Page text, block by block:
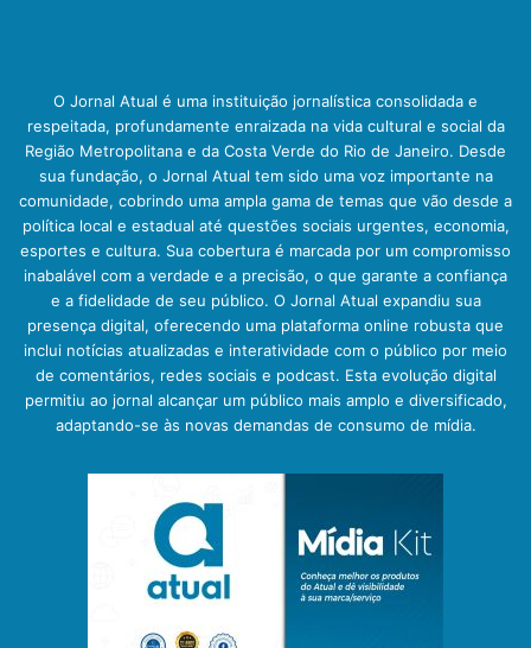
O Jornal Atual é uma instituição jornalística consolidada e
respeitada, profundamente enraizada na vida cultural e social da
Região Metropolitana e da Costa Verde do Rio de Janeiro. Desde
sua fundação, o Jornal Atual tem sido uma voz importante na
comunidade, cobrindo uma ampla gama de temas que vão desde a
política local e estadual até questões sociais urgentes, economia,
esportes e cultura. Sua cobertura é marcada por um compromisso
inabalável com a verdade e a precisão, o que garante a confiança
e a fidelidade de seu público. O Jornal Atual expandiu sua
presença digital, oferecendo uma plataforma online robusta que
inclui notícias atualizadas e interatividade com o público por meio
de comentários, redes sociais e podcast. Esta evolução digital
permitiu ao jornal alcançar um público mais amplo e diversificado,
adaptando-se às novas demandas de consumo de mídia.